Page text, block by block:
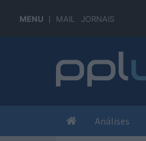
MENU MAIL JORNAIS
Análises